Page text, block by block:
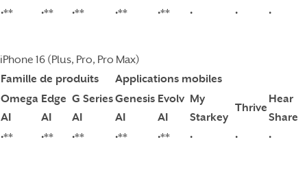
•**
•** •** •** •** • • •
iPhone 16 (Plus, Pro, Pro Max)
Famille de produits
Applications mobiles
Omega
AI
Edge
AI
G Series
AI
Genesis
AI
Evolv
AI
My
Starkey
Thrive
Hear
Share
•**
•** •** •** •** • • •